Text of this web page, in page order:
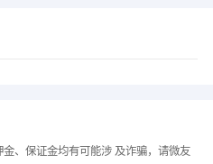
、保证金均有可能涉 及诈骗，请微友